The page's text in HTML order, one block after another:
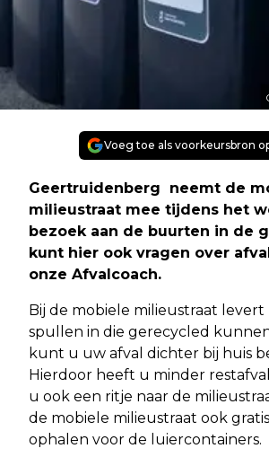
Voeg toe als voorkeursbron
Geertruidenberg neemt de
milieustraat mee tijdens het
bezoek aan de buurten in de
kunt hier ook vragen over
onze Afvalcoach.
Bij de mobiele milieustraat levert
spullen in die gerecycled
kunt u uw afval dichter bij huis
Hierdoor heeft u minder
u ook een ritje naar de
de mobiele milieustraat ook
ophalen voor de luiercontainers.